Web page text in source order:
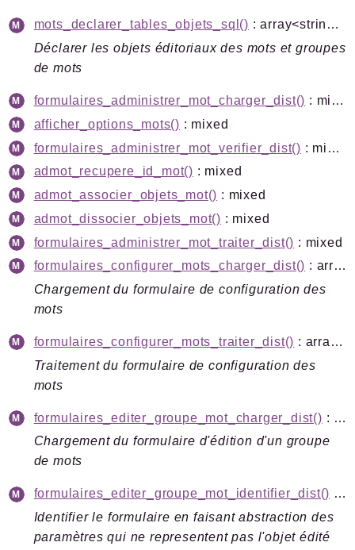
mots_declarer_tables_objets_sql()
: array<string|int, mixed>
Déclarer les objets éditoriaux des mots et groupes
de mots
formulaires_administrer_mot_charger_dist()
: mixed
afficher_options_mots() : mixed
formulaires_administrer_mot_verifier_dist()
: mixed
admot_recupere_id_mot() : mixed
admot_associer_objets_mot() : mixed
admot_dissocier_objets_mot() : mixed
formulaires_administrer_mot_traiter_dist() : mixed
formulaires_configurer_mots_charger_dist()
: array<string|int, mixed>
Chargement du formulaire de configuration des
mots
formulaires_configurer_mots_traiter_dist()
: array<string|int, mixed>
Traitement du formulaire de configuration des
mots
formulaires_editer_groupe_mot_charger_dist()
: array<string|int, mixed>
Chargement du formulaire d'édition d'un groupe
de mots
formulaires_editer_groupe_mot_identifier_dist() : string
Identifier le formulaire en faisant abstraction des
paramètres qui ne representent pas l'objet édité